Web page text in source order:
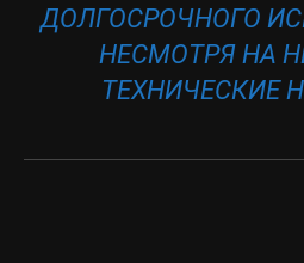
ДОЛГОСРОЧНОГО
НЕСМОТРЯ НА
ТЕХНИЧЕСКИЕ